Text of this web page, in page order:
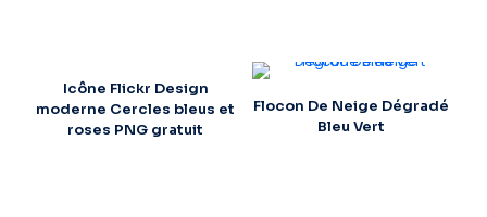
Icône Flickr Design
moderne Cercles bleus et
roses PNG gratuit
Flocon De Neige Dégradé
Bleu Vert